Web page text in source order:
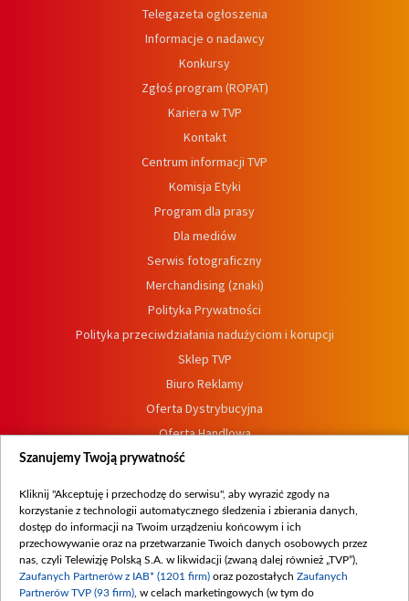
Telegazeta ogłoszenia
Informacje o nadawcy
Konkursy
Zgłoś program (ROPAT)
Kariera w TVP
Kontakt
Centrum informacji TVP
Komisja Etyki
Program dla prasy
Dla mediów
Serwis fotograficzny
Merchandising (znaki)
Polityka Prywatności
Polityka przeciwdziałania nadużyciom i korupcji
Sklep TVP
Biuro Reklamy
Oferta Dystrybucyjna
Oferta Handlowa
Dostępność
Procedura zgłoszeń wewnętrznych
Szanujemy Twoją prywatność
Kliknij "Akceptuję i przechodzę do serwisu", aby wyrazić zgody na
korzystanie z technologii automatycznego śledzenia i zbierania danych,
dostęp do informacji na Twoim urządzeniu końcowym i ich
przechowywanie oraz na przetwarzanie Twoich danych osobowych przez
nas, czyli Telewizję Polską S.A. w likwidacji (zwaną dalej również „TVP”),
Zaufanych Partnerów z IAB* (1201 firm) oraz pozostałych Zaufanych
Partnerów TVP (93 firm) , w celach marketingowych (w tym do